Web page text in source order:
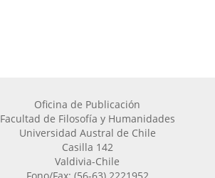
Oficina de Publicación
Facultad de Filosofía y Humanidades
Universidad Austral de Chile
Casilla 142
Valdivia-Chile